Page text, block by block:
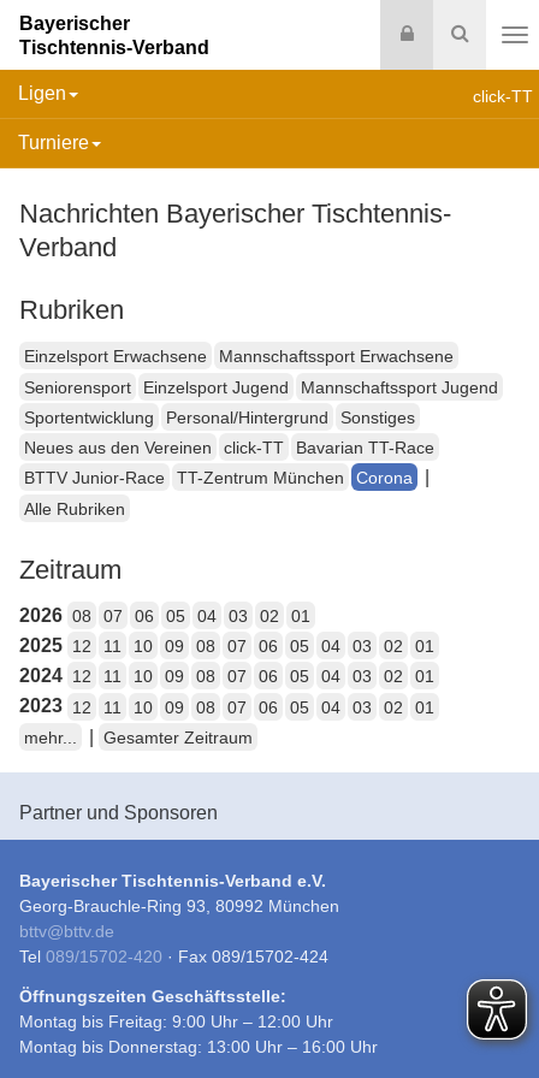
Suche
Login
Bayerischer
Tischtennis-Verband
click-TT
Ligen
Turniere
Nachrichten Bayerischer Tischtennis-
Verband
Rubriken
Einzelsport Erwachsene
Mannschaftssport Erwachsene
Seniorensport
Einzelsport Jugend
Mannschaftssport Jugend
Sportentwicklung
Personal/Hintergrund
Sonstiges
Neues aus den Vereinen
click-TT
Bavarian TT-Race
BTTV Junior-Race
TT-Zentrum München Corona
Alle Rubriken
Zeitraum
2026 08 07 06 05 04 03 02 01
2025 12 11 10 09 08 07 06 05 04 03 02 01
2024 12 11 10 09 08 07 06 05 04 03 02 01
2023 12 11 10 09 08 07 06 05 04 03 02
01
mehr...
Gesamter Zeitraum
Partner und Sponsoren
Bayerischer Tischtennis-Verband e.V.
Georg-Brauchle-Ring 93, 80992 München
bttv@bttv.de
Tel 089/15702-420 · Fax 089/15702-424
Öffnungszeiten Geschäftsstelle:
Montag bis Freitag: 9:00 Uhr – 12:00 Uhr
Montag bis Donnerstag: 13:00 Uhr – 16:00 Uhr